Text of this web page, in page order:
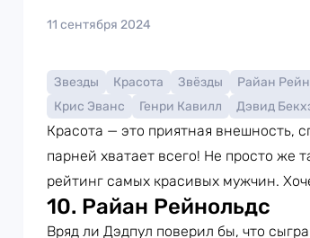
11 сентября 2024
Звезды Красота Звёзды Райан
Крис Эванс
Генри Кавилл Дэвид
Красота — это приятная внешность,
парней хватает всего! Не просто же
рейтинг самых красивых мужчин.
10. Райан Рейнольдс
Вряд ли Дэдпул поверил бы, что